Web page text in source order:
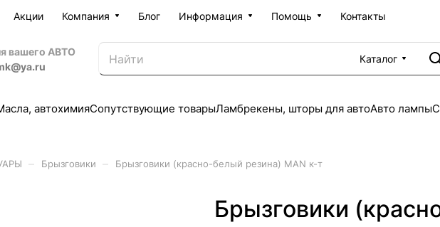
Акции Компания Блог Информация Помощь Контакты
вашего АВТО
Каталог
автохимияСопутствующие товарыЛамбрекены, шторы для автоАвто лампы
Брызговики Брызговики (красно-белый резина) MAN к-т
Брызговики